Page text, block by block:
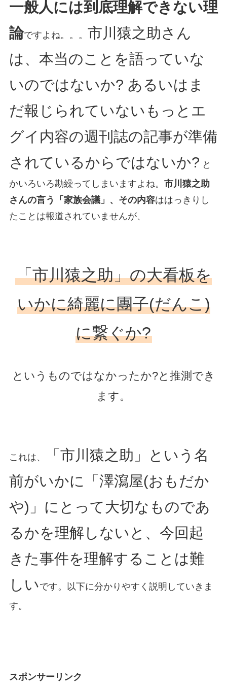
一般人には到底理解できない理
論ですよね。。。 市川猿之助さん
は、本当のことを語っていな
いのではないか? あるいはま
だ報じられていないもっとエ
グイ内容の週刊誌の記事が準備
されているからではないか? と
かいろいろ勘繰ってしまいますよね。 市川猿之助
さんの言う「家族会議」、その内容ははっきりし
たことは報道されていませんが、
「市川猿之助」の大看板を
いかに綺麗に團子(だんこ)
に繋ぐか?
というものではなかったか?と推測でき
ます。
これは、
「市川猿之助」という名
前がいかに「澤瀉屋(おもだか
や)」にとって大切なものであ
るかを理解しないと、今回起
きた事件を理解することは難
しいです。以下に分かりやすく説明していきま
す。
スポンサーリンク